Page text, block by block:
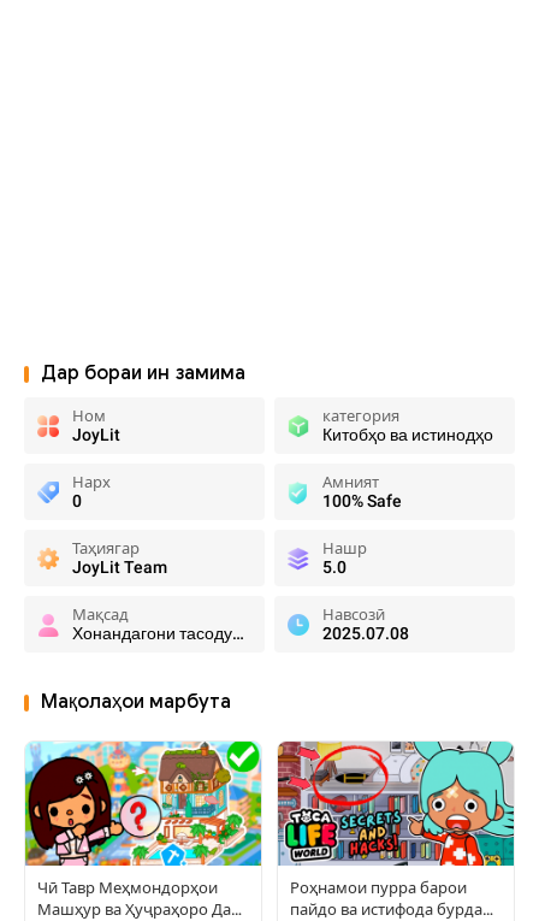
Дар бораи ин замима
Ном
JoyLit
категория
Китобҳо ва истинодҳо
Нарх
0
Амният
100% Safe
Таҳиягар
JoyLit Team
Нашр
5.0
Мақсад
Хонандагони тасодуфӣ
Навсозӣ
2025.07.08
Мақолаҳои марбута
Чӣ Тавр Меҳмондорҳои
Машҳур ва Ҳуҷраҳоро Дар
Роҳнамои пурра барои
пайдо ва истифода бурдани